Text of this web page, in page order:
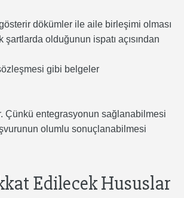
dökümler ile aile birleşimi olması
olduğunun ispatı açısından
gibi belgeler
Çünkü entegrasyonun sağlanabilmesi
olumlu sonuçlanabilmesi
Edilecek Hususlar